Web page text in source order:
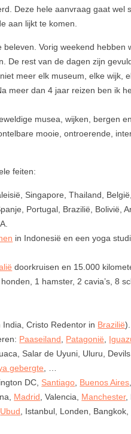
Deze hele aanvraag gaat wel
aan lijkt te komen.
Vorig weekend hebben
De rest van de dagen zijn
meer elk museum, elke wijk,
meer dan 4 jaar reizen ben ik
musea, wijken, bergen
mooie, ontroerende,
feiten:
Singapore, Thailand,
Portugal, Brazilië, Bolivië,
in Indonesië en een yoga
doorkruisen en 15.000
1 hamster, 2 cavia’s, 8
India, Cristo Redentor in Brazilië).
Paaseiland Patagonië
Salar de Uyuni, Uluru,
gebergte
DC, Santiago Buenos Aires
Madrid , Valencia, Manchester,
Ubud , Istanbul, Londen, Bangkok,